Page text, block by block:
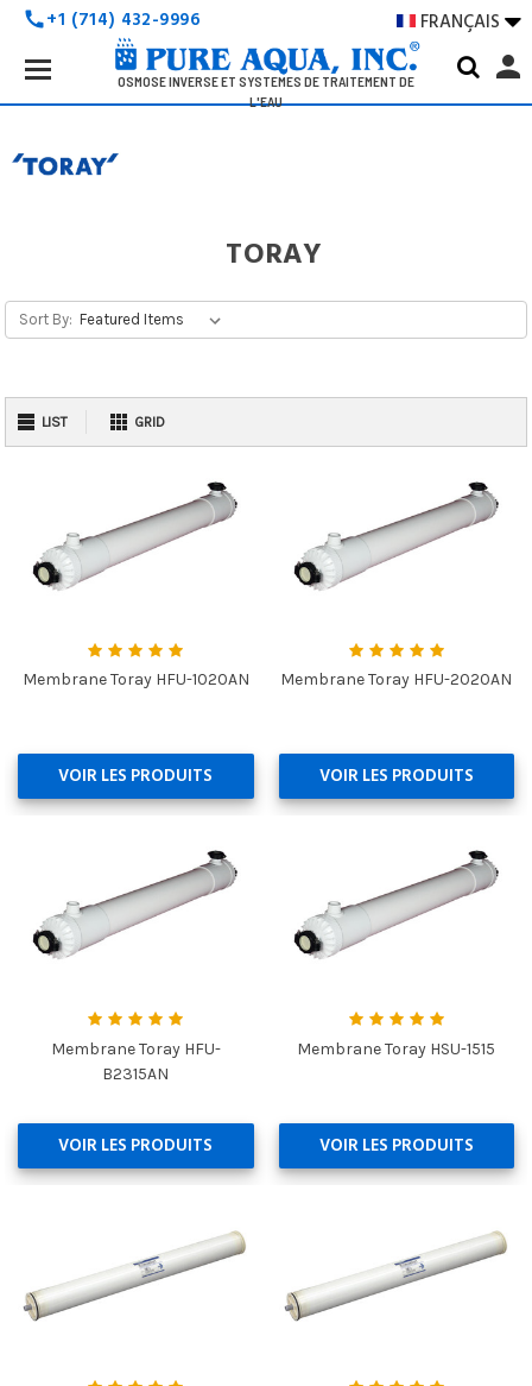
call+1 (714) 432-9996 FRANÇAIS 
OSMOSE INVERSE ET SYSTÈMES DE TRAITEMENT DE
L'EAU
Search
Keyword:
person
TORAY
Sort By:
LIST GRID
Membrane Toray HFU-1020AN
VOIR LES PRODUITS
Membrane Toray HFU-2020AN
VOIR LES PRODUITS
Membrane Toray HFU-
B2315AN
VOIR LES PRODUITS
Membrane Toray HSU-1515
VOIR LES PRODUITS